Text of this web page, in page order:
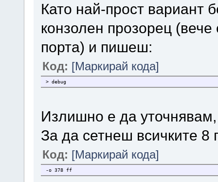
Като най-прост вариант
конзолен прозорец
порта) и пишеш:
Код: [Маркирай кода]
> debug
Излишно е да уточнявам,
За да сетнеш всичките
Код: [Маркирай кода]
-o 378 ff